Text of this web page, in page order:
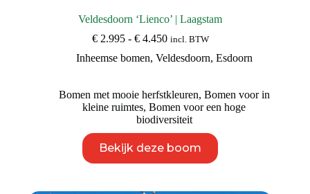
Veldesdoorn ‘Lienco’ | Laagstam
€2.995 - €4.450Prijsklasse:
tot
incl. BTW
Inheemse bomen, Veldesdoorn, Esdoorn
Bomen met mooie herfstkleuren, Bomen voor in
kleine ruimtes,Bomen voor een hoge
biodiversiteit
Bekijk deze boom
product
heeft